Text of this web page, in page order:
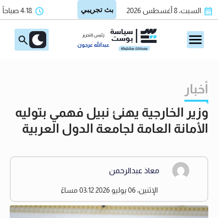
السبت، 8 أغسطس 2026 4:18 صباحاً
رئيس التحرير
عبدالله عرجون
أخبار
وزير الخارجية يهنئ نبيل فهمي بتوليه
الأمانة العامة لجامعة الدول العربية
معاذ عبدالرحمن
الإثنين، 06 يوليو 2026 03:12 مساءً